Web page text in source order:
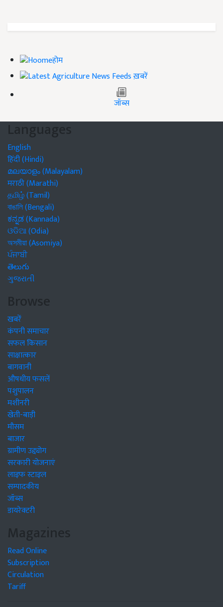
होम
ख़बरें
जॉब्स
Languages
English
हिंदी (Hindi)
മലയാളം (Malayalam)
मराठी (Marathi)
தமிழ் (Tamil)
বাঙালি (Bengali)
ಕನ್ನಡ (Kannada)
ଓଡିଆ (Odia)
অসমীয়া (Asomiya)
ਪੰਜਾਬੀ
తెలుగు
ગુજરાતી
Browse
खबरें
कंपनी समाचार
सफल किसान
साक्षात्कार
बागवानी
औषधीय फसलें
पशुपालन
मशीनरी
खेती-बाड़ी
मौसम
बाजार
ग्रामीण उद्द्योग
सरकारी योजनाएं
लाइफ स्टाइल
सम्पादकीय
जॉब्स
डायरेक्टरी
Magazines
Read Online
Subscription
Circulation
Tariff